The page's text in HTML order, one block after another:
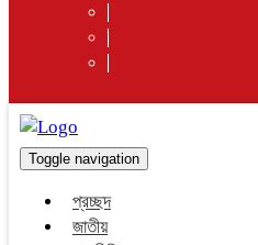
Toggle navigation
প্রচ্ছদ
জাতীয়